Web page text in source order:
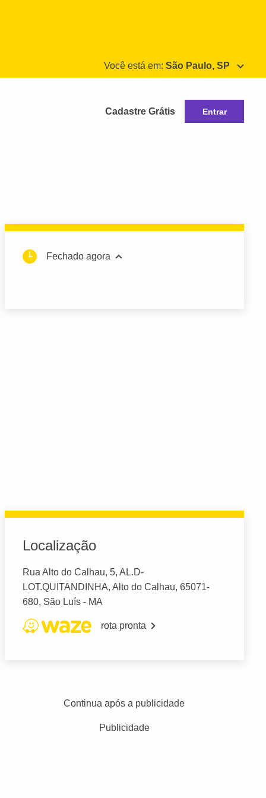
Você está em: São Paulo, SP
Cadastre Grátis Entrar
Fechado agora
Localização
Rua Alto do Calhau, 5, AL.D-
LOT.QUITANDINHA, Alto do Calhau, 65071-
680, São Luís - MA
rota pronta
Continua após a publicidade
Publicidade